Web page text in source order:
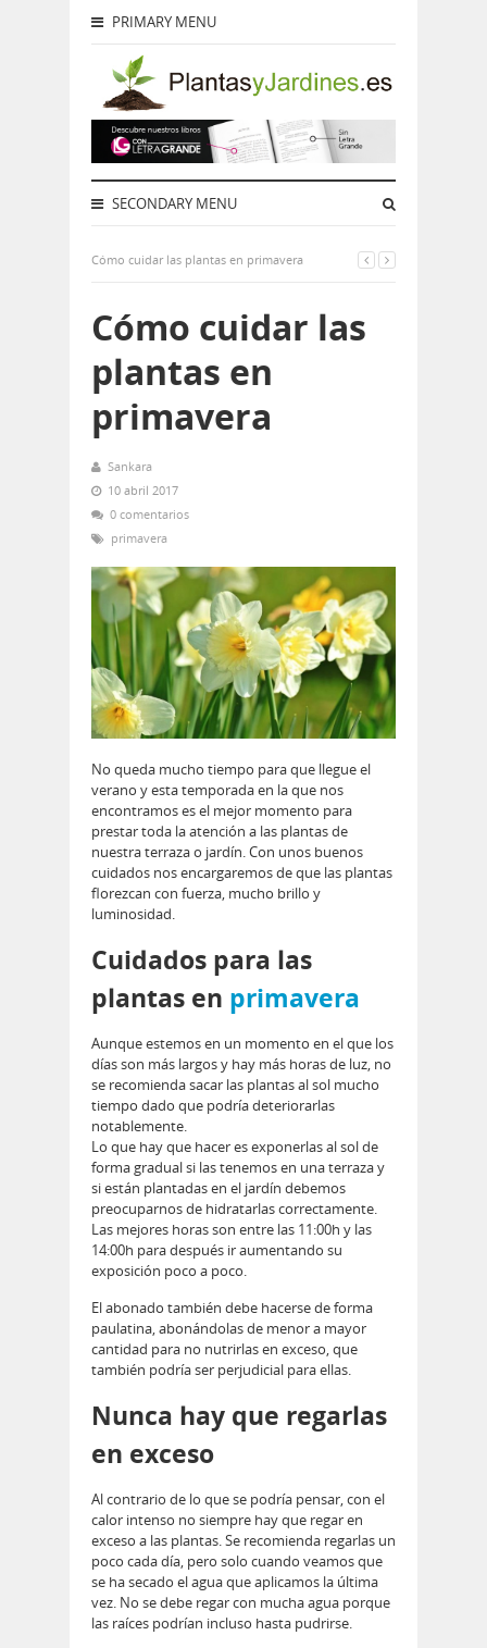
PRIMARY MENU
SECONDARY MENU
Cómo cuidar las plantas en primavera
Cómo cuidar las
plantas en
primavera
Sankara
10 abril 2017
0 comentarios
primavera
No queda mucho tiempo para que llegue el
verano y esta temporada en la que nos
encontramos es el mejor momento para
prestar toda la atención a las plantas de
nuestra terraza o jardín. Con unos buenos
cuidados nos encargaremos de que las plantas
florezcan con fuerza, mucho brillo y
luminosidad.
Cuidados para las
plantas en primavera
Aunque estemos en un momento en el que los
días son más largos y hay más horas de luz, no
se recomienda sacar las plantas al sol mucho
tiempo dado que podría deteriorarlas
notablemente.
Lo que hay que hacer es exponerlas al sol de
forma gradual si las tenemos en una terraza y
si están plantadas en el jardín debemos
preocuparnos de hidratarlas correctamente.
Las mejores horas son entre las 11:00h y las
14:00h para después ir aumentando su
exposición poco a poco.
El abonado también debe hacerse de forma
paulatina, abonándolas de menor a mayor
cantidad para no nutrirlas en exceso, que
también podría ser perjudicial para ellas.
Nunca hay que regarlas
en exceso
Al contrario de lo que se podría pensar, con el
calor intenso no siempre hay que regar en
exceso a las plantas. Se recomienda regarlas un
poco cada día, pero solo cuando veamos que
se ha secado el agua que aplicamos la última
vez. No se debe regar con mucha agua porque
las raíces podrían incluso hasta pudrirse.